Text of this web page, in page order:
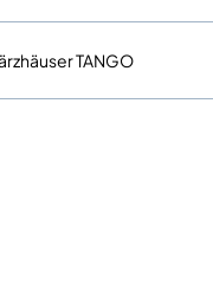
TANGO